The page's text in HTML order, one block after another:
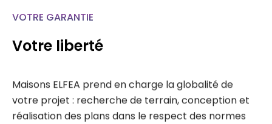
VOTRE GARANTIE
Votre liberté
votre projet : recherche de terrain, conception et
réalisation des plans dans le respect des normes
techniques et environnementales (RE2020), dépôt